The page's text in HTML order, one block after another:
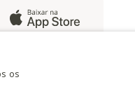
os